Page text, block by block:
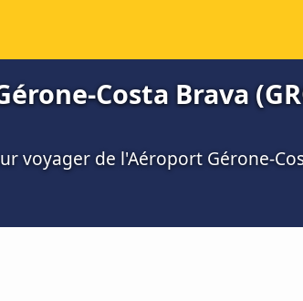
Costa Brava
voyager de l'Aéroport Gérone-